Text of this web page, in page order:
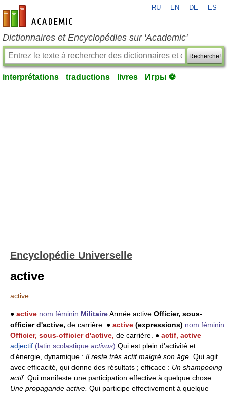
fr-academic.com
RU EN DE ES
Dictionnaires et Encyclopédies sur 'Academic'
Recherche!
interprétations traductions livres Игры ⚽
Encyclopédie Universelle
active
active
● active nom féminin MilitaireArmée active Officier, sous-
officier d'active, de carrière. ● active (expressions) nom féminin
Officier, sous-officier d'active, de carrière. ● actif, active
adjectif (latin scolastique activus) Qui est plein d'activité et
d'énergie, dynamique : Il reste très actif malgré son âge. Qui agit
avec efficacité, qui donne des résultats ; efficace : Un shampooing
actif. Qui manifeste une participation effective à quelque chose :
Une propagande active. Qui participe effectivement à quelque